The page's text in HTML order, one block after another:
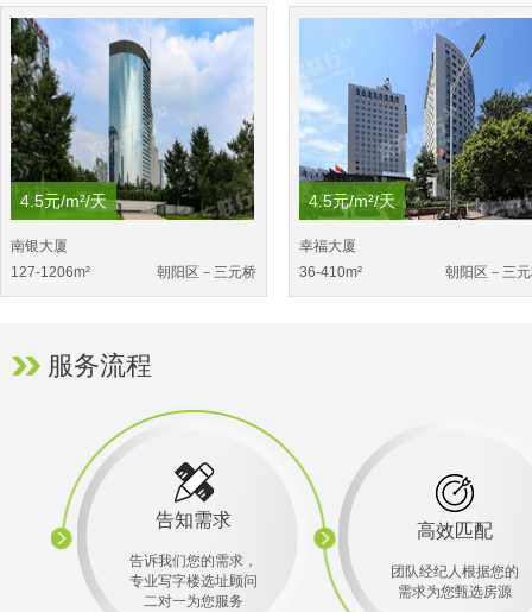
4.5元/m²/天
南银大厦
127-1206m²
朝阳区－三元桥
4.5元/m²/天
幸福大厦
36-410m²
朝阳区－三
服务流程
告知需求
告诉我们您的需求，
专业写字楼选址顾问
二对一为您服务
高效匹配
团队经纪人根据您的
需求为您甄选房源